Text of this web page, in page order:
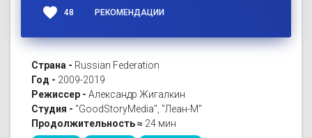
favorite 48 РЕКОМЕНДАЦИИ
Страна - Russian Federation
Год - 2009-2019
Режиссер - Александр Жигалкин
Студия - "GoodStoryMedia", "Леан-М"
Продолжительность ≈ 24 мин